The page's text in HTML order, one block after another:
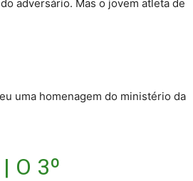
adversário. Mas o jovem atleta de
uma homenagem do ministério da
| O 3º